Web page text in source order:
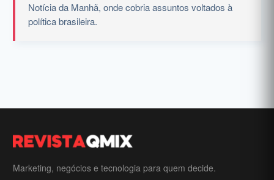
Notícia da Manhã, onde cobria assuntos voltados à
política brasileira.
Marketing, negócios e tecnologia para quem decide.